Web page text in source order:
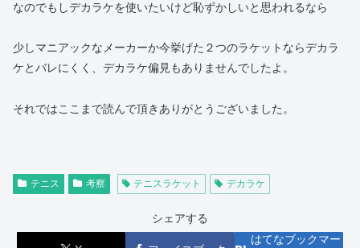
なのでもしデカラケを使いたいけど恥ずかしいと思われるなら
少しマニアックなメーカーか今挙げた２つのラケットならデカラ
ケとバレにくく、デカラケ偏見もありませんでしたよ。
それではここまで読んで頂きありがとうございました。
テニス 考察 テニスラケット デカラケ
シェアする
はてなブックマー